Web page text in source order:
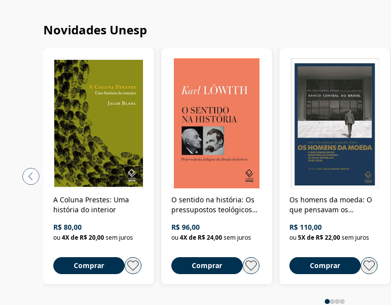
Novidades Unesp
A Coluna Prestes: Uma
história do interior
R$ 80,00
ou4X de R$ 20,00sem juros
Comprar
O sentido na história: Os
pressupostos teológicos
R$ 96,00
ou4X de R$ 24,00sem juros
Comprar
Os homens da moeda: O
que pensavam os
Nova República (1985-
2018)
R$ 110,00
ou5X de R$ 22,00sem juros
Comprar